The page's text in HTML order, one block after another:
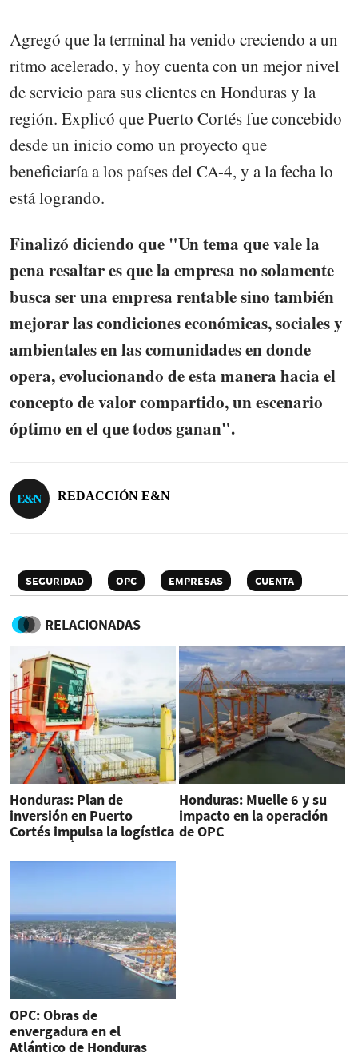
Agregó que la terminal ha venido creciendo a un
ritmo acelerado, y hoy cuenta con un mejor nivel
de servicio para sus clientes en Honduras y la
región. Explicó que Puerto Cortés fue concebido
desde un inicio como un proyecto que
beneficiaría a los países del CA-4, y a la fecha lo
está logrando.
Finalizó diciendo que "Un tema que vale la
pena resaltar es que la empresa no solamente
busca ser una empresa rentable sino también
mejorar las condiciones económicas, sociales y
ambientales en las comunidades en donde
opera, evolucionando de esta manera hacia el
concepto de valor compartido, un escenario
óptimo en el que todos ganan".
REDACCIÓN E&N
SEGURIDAD OPC EMPRESAS CUENTA
RELACIONADAS
Honduras: Plan de
inversión en Puerto
Cortés impulsa la logística
de la región
Honduras: Muelle 6 y su
impacto en la operación
de OPC
OPC: Obras de
envergadura en el
Atlántico de Honduras